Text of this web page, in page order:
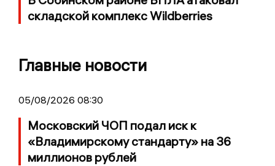
складской комплекс Wildberries
Главные новости
05/08/2026 08:30
Московский ЧОП подал иск к
«Владимирскому стандарту» на 36
миллионов рублей